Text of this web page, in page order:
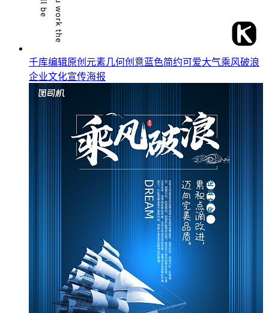
千库编辑原创元素几何创意蓝色简约可爱大气乘风破浪
企业文化宣传海报